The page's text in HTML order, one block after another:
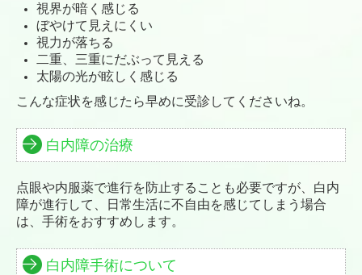
視界が暗く感じる
ぼやけて見えにくい
視力が落ちる
二重、三重にだぶって見える
太陽の光が眩しく感じる
こんな症状を感じたら早めに受診してくださいね。
白内障の治療
点眼や内服薬で進行を防止することも必要ですが、 白内
障が進行して、日常生活に不自由を感じてしまう場合
は、手術をおすすめします。
白内障手術について